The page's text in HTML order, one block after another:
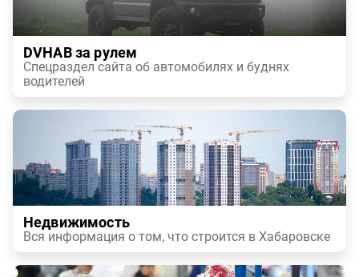
DVHAB за рулем
Спецраздел сайта об автомобилях и буднях
водителей
Недвижимость
Вся информация о том, что строится в Хабаровске